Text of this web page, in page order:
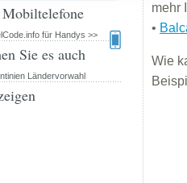
mehr
•
Wie
für Handys >>
Sie es auch
Ländervorwahl